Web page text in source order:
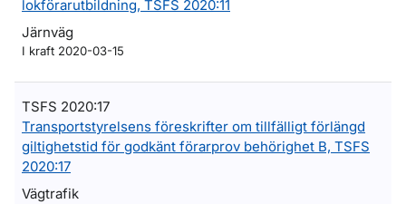
lokförarutbildning, TSFS 2020:11
Järnväg
I kraft 2020-03-15
TSFS 2020:17
Transportstyrelsens föreskrifter om tillfälligt förlängd
giltighetstid för godkänt förarprov behörighet B, TSFS
2020:17
Vägtrafik